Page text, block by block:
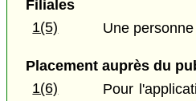
Filiales
1(5)
Une
Placement auprès du
1(6)
Pour